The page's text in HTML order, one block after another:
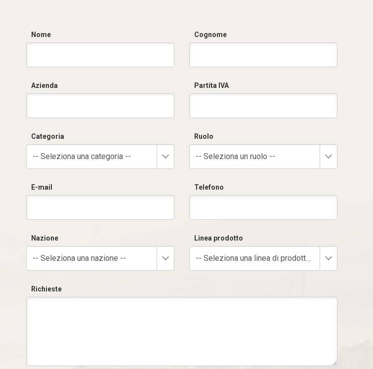
Nome Cognome
Azienda Partita IVA
Categoria
-- Seleziona una categoria --
Ruolo
-- Seleziona un ruolo --
E-mail Telefono
Nazione
-- Seleziona una nazione --
Linea prodotto
-- Seleziona una linea di prodotto --
Richieste